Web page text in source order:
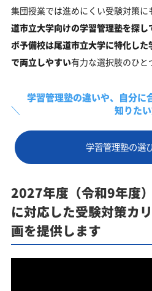
集団授業では進めにくい受験対策に
道市立大学向けの学習管理塾を探
ボ予備校は尾道市立大学に特化し
で両立しやすい有力な選択肢のひと
学習管理塾の違いや、 自分に
知りた
学習管理塾の選
2027年度（令和9年度
に対応した受験対策カ
画を提供します